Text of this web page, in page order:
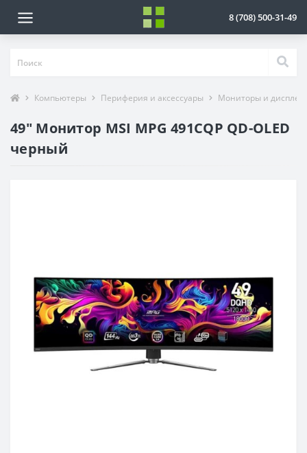
8 (708) 500-31-49
Компьютеры Периферия и аксессуары Мониторы и дисплеи
49" Монитор MSI MPG 491CQP QD-OLED
черный